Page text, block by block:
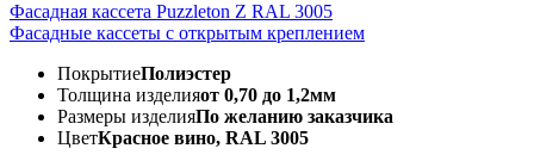
Фасадная кассета Puzzleton Z RAL 3005
Фасадные кассеты с открытым креплением
ПокрытиеПолиэстер
Толщина изделияот 0,70 до 1,2мм
Размеры изделияПо желанию заказчика
ЦветКрасное вино, RAL 3005